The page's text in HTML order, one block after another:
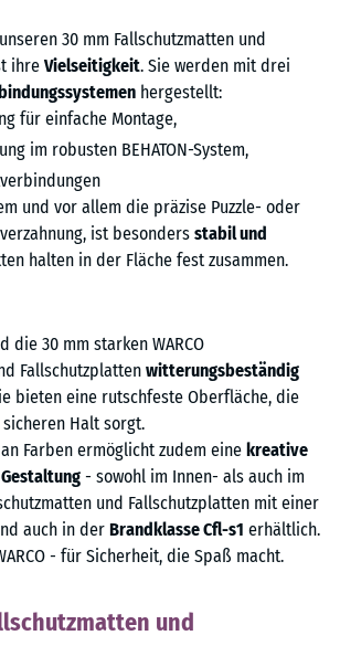
30 mm Fallschutzmatten und
ihre Vielseitigkeit. Sie werden mit drei
hergestellt:
für einfache Montage,
im robusten BEHATON-System,
und vor allem die präzise Puzzle- oder
ist besonders stabil und
halten in der Fläche fest zusammen.
die 30 mm starken WARCO
Fallschutzplatten witterungsbeständig
bieten eine rutschfeste Oberfläche, die
Halt sorgt.
Farben ermöglicht zudem eine kreative
- sowohl im Innen- als auch im
und Fallschutzplatten mit einer
auch in der Brandklasse Cfl-s1 erhältlich.
- für Sicherheit, die Spaß macht.
und